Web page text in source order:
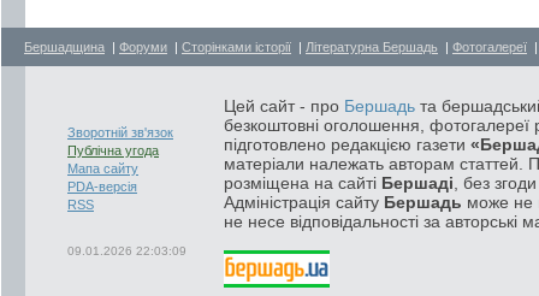
Бершадщина | Форуми | Сторінками історії | Літературна Бершадь | Фотогалереї
Зворотній зв'язок
Публічна угода
Мапа сайту
PDA-версія
RSS
09.01.2026 22:03:09
Цей сайт - про Бершадь та
безкоштовні оголошення, фотогалереї
підготовлено редакцією газети
матеріали належать авторам статтей.
розміщена на сайті Бершаді , без
Адміністрація сайту Бершадь може не
не несе відповідальності за авторські